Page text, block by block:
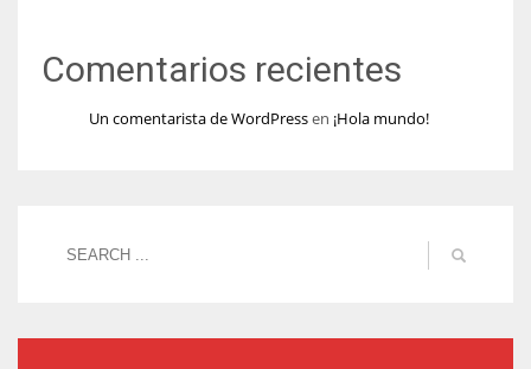
Comentarios recientes
Un comentarista de WordPressen ¡Hola mundo!